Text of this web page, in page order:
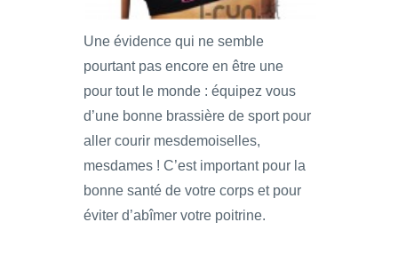
Une évidence qui ne semble
pourtant pas encore en être une
pour tout le monde : équipez vous
d’une bonne brassière de sport pour
aller courir mesdemoiselles,
mesdames ! C’est important pour la
bonne santé de votre corps et pour
éviter d’abîmer votre poitrine.